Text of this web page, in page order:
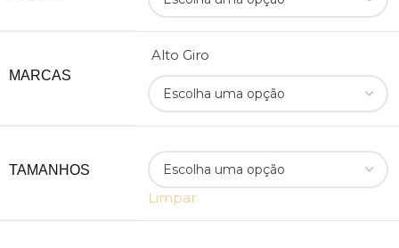
MARCAS
Alto Giro
TAMANHOS
Limpar